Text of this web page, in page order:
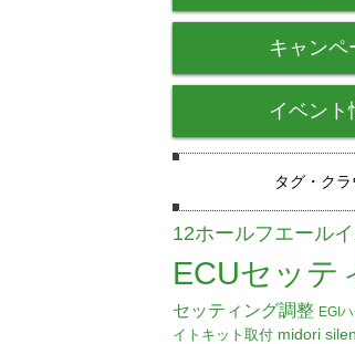
キャンペ
イベント
タグ・クラ
12ホールフエール
ECUセッテ
セッティング調整 EGI
イトキット取付 midori